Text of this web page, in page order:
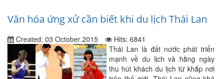
Văn hóa ứng xử cần biết khi du lịch Thái Lan
Created: 03 October 2015
Hits: 6841
Thái Lan là đất nước phát triển
mạnh về du lịch và hằng ngày
thu hút khách du lịch từ khắp nơi